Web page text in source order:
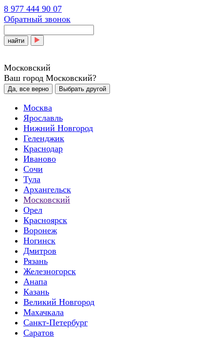
8 977 444 90 07
Обратный звонок
найти
Московский
Ваш город Московский?
Да, все верно Выбрать другой
Москва
Ярославль
Нижний Новгород
Геленджик
Краснодар
Иваново
Сочи
Тула
Архангельск
Московский
Орел
Красноярск
Воронеж
Ногинск
Дмитров
Рязань
Железногорск
Анапа
Казань
Великий Новгород
Махачкала
Санкт-Петербург
Саратов